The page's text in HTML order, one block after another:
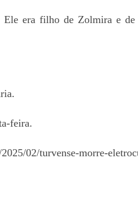
era filho de Zolmira e de
feira.
02/turvense-morre-